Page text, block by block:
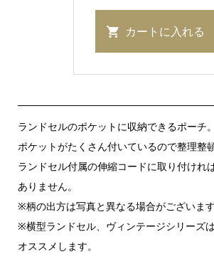
ランドセルのポケットに収納できるポーチ。
ポケットがたくさん付いているので整理整
ランドセル付属の伸縮コードに取り付けれ
ありません。
※柄の出方は写真と異なる場合がございます
※横型ランドセル、ヴィンテージシリーズ
オススメします。